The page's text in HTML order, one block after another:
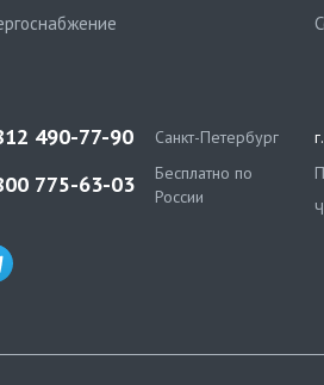
490-77-90 Санкт-Петербург
775-63-03
Бесплатно по
России